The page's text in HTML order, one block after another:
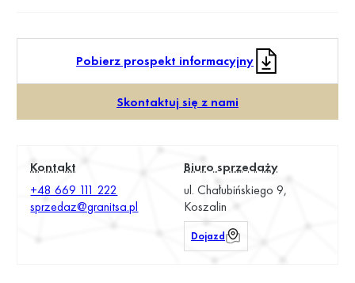
Pobierz prospekt informacyjny
Skontaktuj się z nami
Kontakt
+48 669 111 222
sprzedaz@granitsa.pl
Biuro sprzedaży
ul. Chałubińskiego 9,
Koszalin
Dojazd